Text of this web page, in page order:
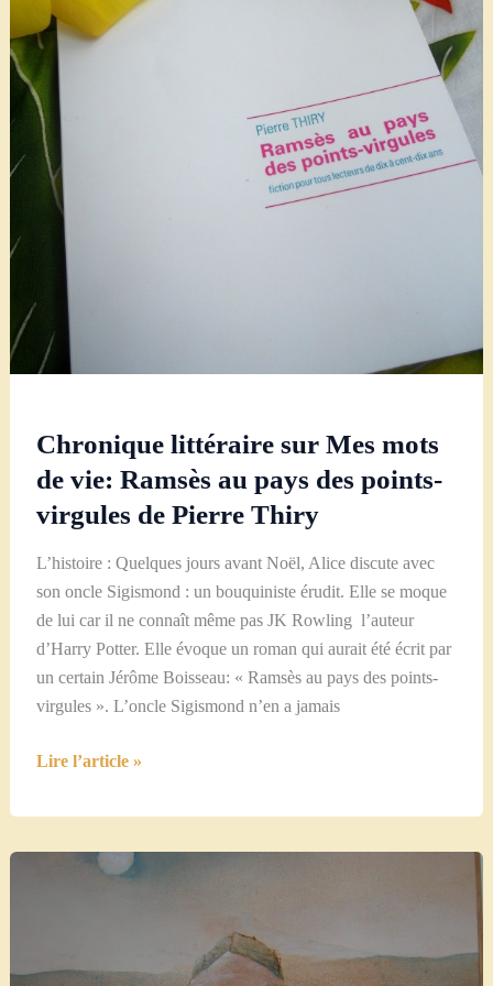
Chronique littéraire sur Mes mots
de vie: Ramsès au pays des points-
virgules de Pierre Thiry
L’histoire : Quelques jours avant Noël, Alice discute avec
son oncle Sigismond : un bouquiniste érudit. Elle se moque
de lui car il ne connaît même pas JK Rowling l’auteur
d’Harry Potter. Elle évoque un roman qui aurait été écrit par
un certain Jérôme Boisseau: « Ramsès au pays des points-
virgules ». L’oncle Sigismond n’en a jamais
Chronique
sur
Lire l’article »